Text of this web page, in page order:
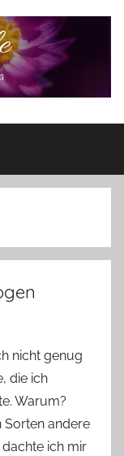
nicht genug
die ich
Warum?
Sorten andere
ich mir